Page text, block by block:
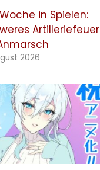
in Spielen:
Artilleriefeuer
2026